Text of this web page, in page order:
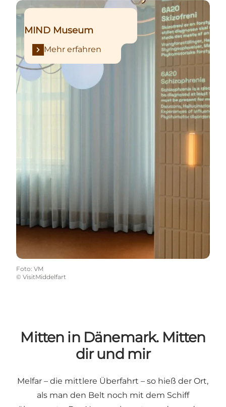
Mehr erfahren
MIND Museum
Mehr erfahren
Foto: VM
© VisitMiddelfart
Mitten in Dänemark. Mitten
dir und mir
Melfar – die mittlere Überfahrt – so hieß der Ort,
als man den Belt noch mit dem Schiff